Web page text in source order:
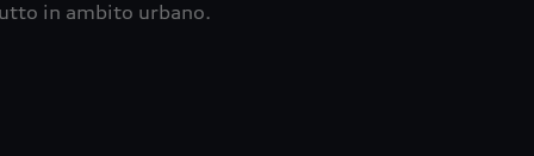
in ambito urbano.